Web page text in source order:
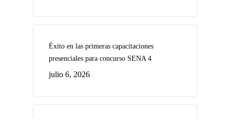
Éxito en las primeras capacitaciones
presenciales para concurso SENA 4
julio 6, 2026